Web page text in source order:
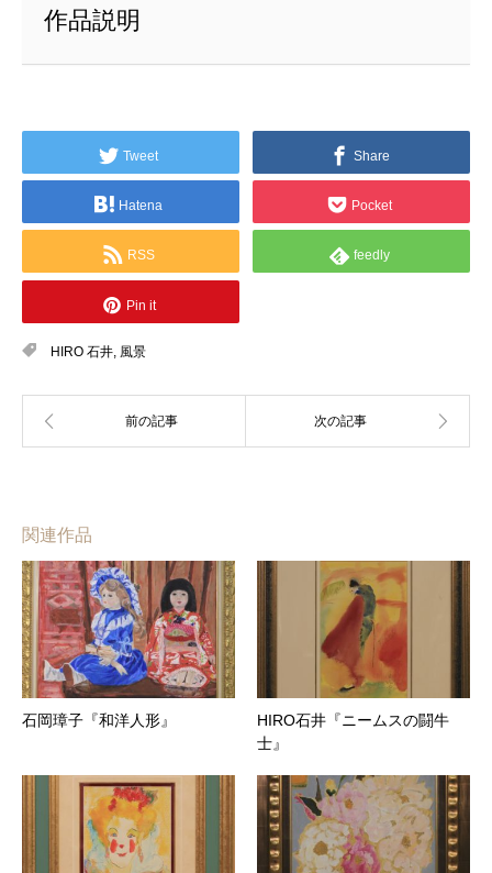
作品説明
Tweet Share
Hatena Pocket
RSS feedly
Pin it
HIRO 石井, 風景
関連作品
石岡璋子『和洋人形』
HIRO石井『ニームスの闘牛
士』